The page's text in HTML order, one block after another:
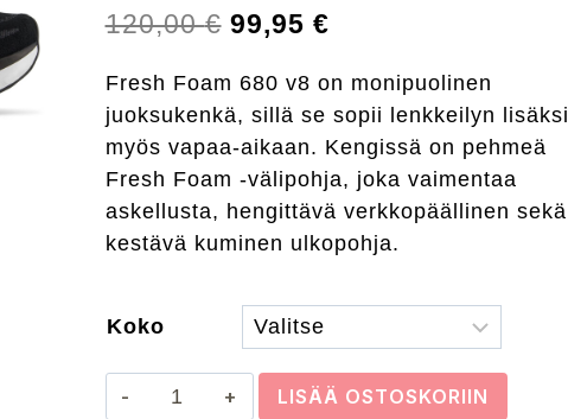
120,00€ Alkuperäinen
oli:
120,00 €.
99,95 €Nykyinen
on:
99,95 €.
Fresh Foam 680 v8 on monipuolinen
juoksukenkä, sillä se sopii lenkkeilyn lisäksi
myös vapaa-aikaan. Kengissä on pehmeä
Fresh Foam -välipohja, joka vaimentaa
askellusta, hengittävä verkkopäällinen sekä
kestävä kuminen ulkopohja.
Koko
New
LISÄÄ OSTOSKORIIN